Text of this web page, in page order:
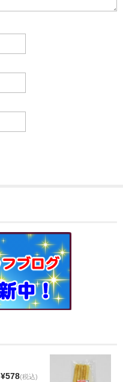
¥578(税込)